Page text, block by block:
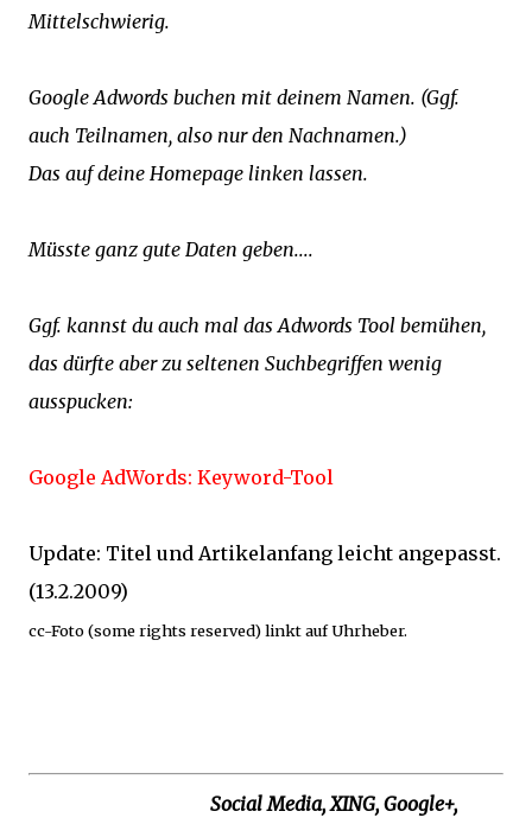
Mittelschwierig.
Google Adwords buchen mit deinem Namen. (Ggf.
auch Teilnamen, also nur den Nachnamen.)
Das auf deine Homepage linken lassen.
Müsste ganz gute Daten geben....
Ggf. kannst du auch mal das Adwords Tool bemühen,
das dürfte aber zu seltenen Suchbegriffen wenig
ausspucken:
Google AdWords: Keyword-Tool
Update: Titel und Artikelanfang leicht angepasst.
(13.2.2009)
cc-Foto (some rights reserved) linkt auf Uhrheber.
Social Media, XING, Google+,